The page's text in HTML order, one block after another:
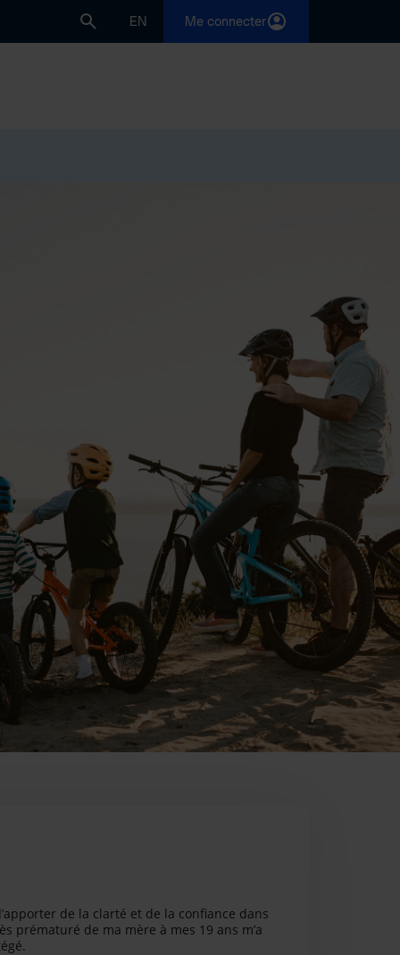
EN Me connecter
de la clarté et de la confiance dans
prématuré de ma mère à mes 19 ans m’a